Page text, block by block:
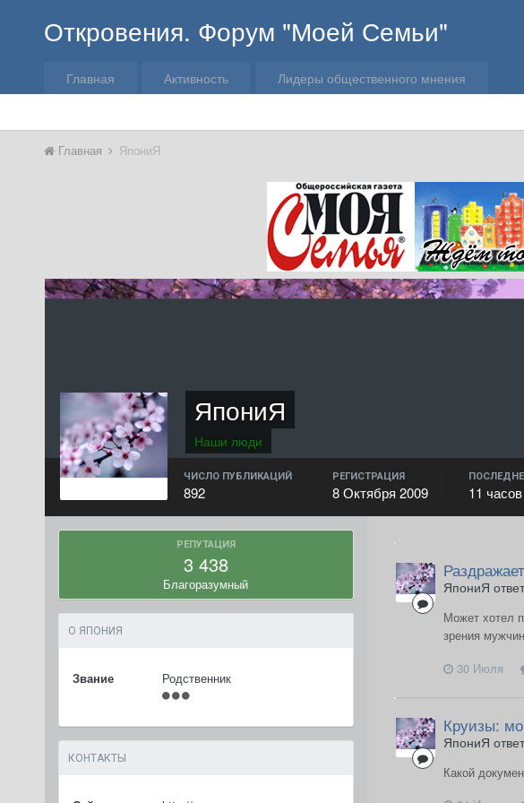
Откровения. Форум "Моей Семьи"
Главная Активность Лидеры общественного мнения
Главная ЯпониЯ
ЯпониЯ
Наши люди
ЧИСЛО ПУБЛИКАЦИЙ
892
РЕГИСТРАЦИЯ
8 Октября 2009 11
РЕПУТАЦИЯ
3 438
Благоразумный
О ЯПОНИЯ
Звание Родственник
КОНТАКТЫ
ЯпониЯ
Может хотел
зрения
30 Июля
Круизы:
ЯпониЯ
Какой